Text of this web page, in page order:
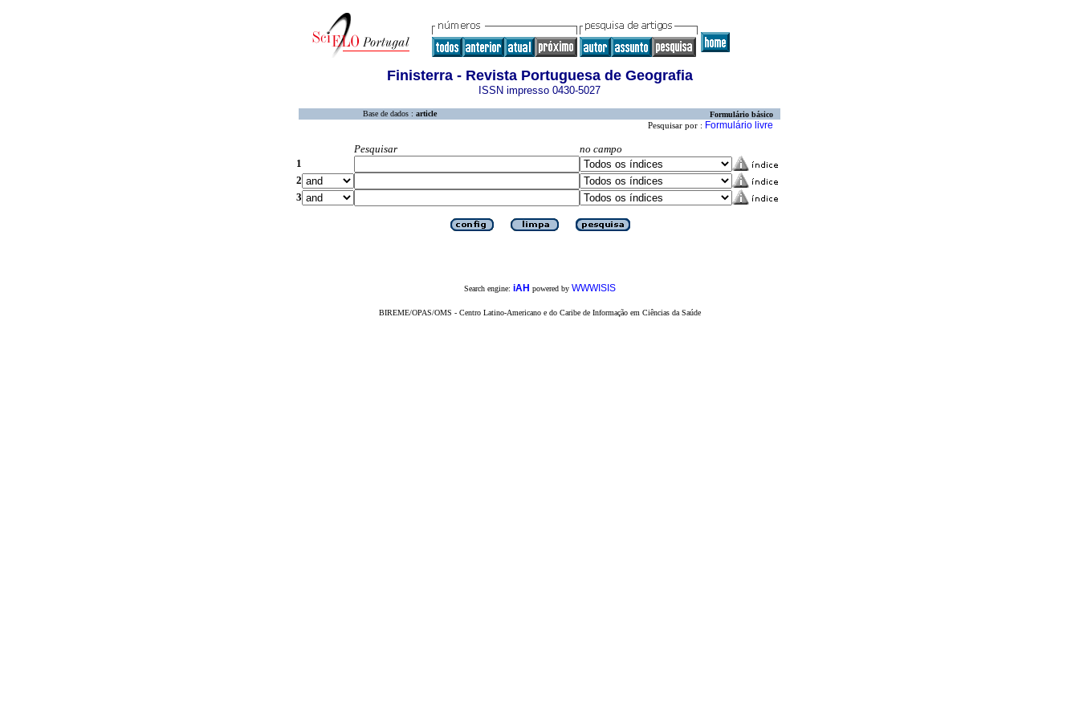
Finisterra - Revista Portuguesa de Geografia
ISSN impresso 0430-5027
Base de dados : article Formulário básico
Pesquisar por : Formulário livre
Pesquisar
no campo
1
2
3
Search engine: iAH powered by WWWISIS
BIREME/OPAS/OMS - Centro Latino-Americano e do Caribe de Informação em Ciências da Saúde